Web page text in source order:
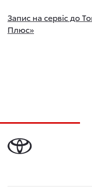
Запис на сервіс до
Плюс»